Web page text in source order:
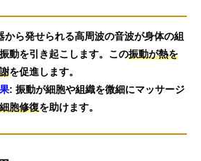
から発せられる高周波の音波が身体の組
動を引き起こします。この振動が熱を
を促進します。
: 振動が細胞や組織を微細にマッサージ
胞修復を助けます。